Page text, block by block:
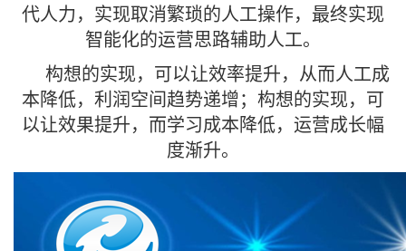
代人力，实现取消繁琐的人工操作，最终实现
智能化的运营思路辅助人工。
构想的实现，可以让效率提升，从而人工成
本降低，利润空间趋势递增；构想的实现，可
以让效果提升，而学习成本降低，运营成长幅
度渐升。